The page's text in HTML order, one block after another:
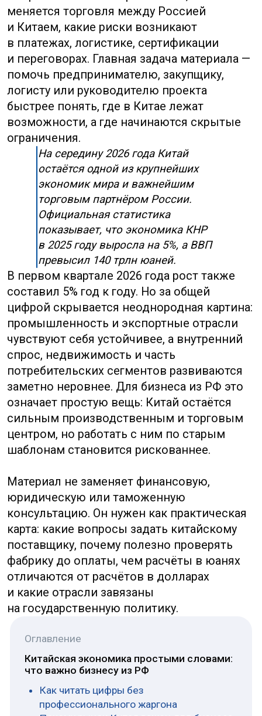
превысил 140 трлн юаней.
В первом квартале 2026 года рост также
составил 5% год к году. Но за общей
цифрой скрывается неоднородная картина:
промышленность и экспортные отрасли
чувствуют себя устойчивее, а внутренний
спрос, недвижимость и часть
потребительских сегментов развиваются
заметно неровнее. Для бизнеса из РФ это
означает простую вещь: Китай остаётся
сильным производственным и торговым
центром, но работать с ним по старым
шаблонам становится рискованнее.
Материал не заменяет финансовую,
юридическую или таможенную
консультацию. Он нужен как практическая
карта: какие вопросы задать китайскому
поставщику, почему полезно проверять
фабрику до оплаты, чем расчёты в юанях
отличаются от расчётов в долларах
и какие отрасли завязаны
на государственную политику.
Оглавление
Китайская экономика простыми словами:
что важно бизнесу из РФ
Как читать цифры без
профессионального жаргона
Почему рынок Китая важен для бизнеса
из РФ
Производство в Китае: что изменилось
для российских компаний
Внутренний спрос, потребители
и конкуренция
Экспорт и импорт Китая: где
возможности для РФ
Логистика из Китая в Россию: как
экономика влияет на сроки и цену
Регулирование и государственная
политика: как они меняют условия
сделки
Регионы Китая: почему провинция
важнее средней температуры по стране
Риски китайской экономики: что
проверять до сделки
Стратегия для бизнеса из РФ: как
работать с китайским рынком